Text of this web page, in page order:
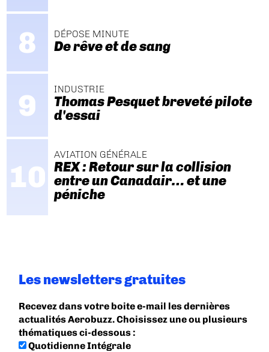
DÉPOSE MINUTE
De rêve et de sang
INDUSTRIE
Thomas Pesquet breveté pilote
d'essai
AVIATION GÉNÉRALE
REX : Retour sur la collision
entre un Canadair… et une
péniche
Les newsletters gratuites
Recevez dans votre boite e-mail les dernières
actualités Aerobuzz. Choisissez une ou plusieurs
thématiques ci-dessous :
Quotidienne Intégrale